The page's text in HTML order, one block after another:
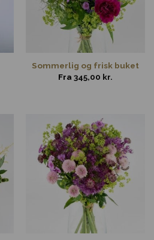
Sommerlig og frisk buket
Fra 345,00 kr.